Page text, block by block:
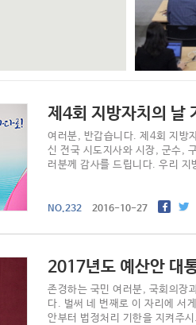
제4회 지방자치의 날
여러분, 반갑습니다. 제4회 지방
신 전국 시도지사와 시장, 군수,
러분께 감사를 드립니다. 우리
NO.232 016-10-27
017년도 예산안 대
존경하는 국민 여러분, 국회의장
다. 벌써 네 번째로 이 자리에 서
안부터 법정처리 기한을 지켜주